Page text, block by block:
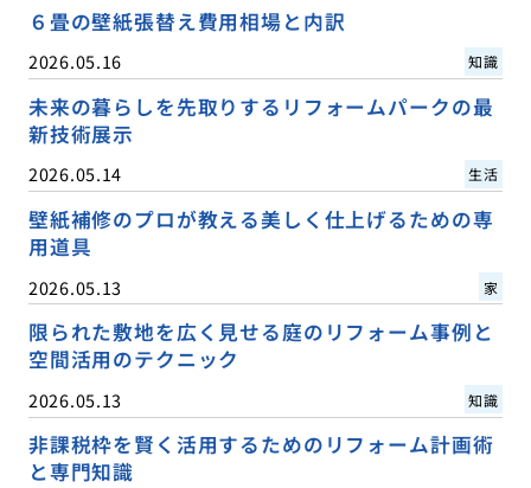
６畳の壁紙張替え費用相場と内訳
2026.05.16 知識
未来の暮らしを先取りするリフォームパークの最
新技術展示
2026.05.14 生活
壁紙補修のプロが教える美しく仕上げるための専
用道具
2026.05.13 家
限られた敷地を広く見せる庭のリフォーム事例と
空間活用のテクニック
2026.05.13 知識
非課税枠を賢く活用するためのリフォーム計画術
と専門知識